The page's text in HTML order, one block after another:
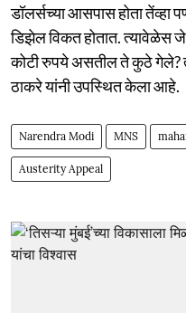
डॉलर्सच्या आसपास होता तेंव्हा
डिझेल विकत होतात.
कोटी रुपये असतील ते कुठे गेले?
ठाकरे यांनी उपस्थित केला आहे.
Narendra Modi MNS
Austerity Appeal